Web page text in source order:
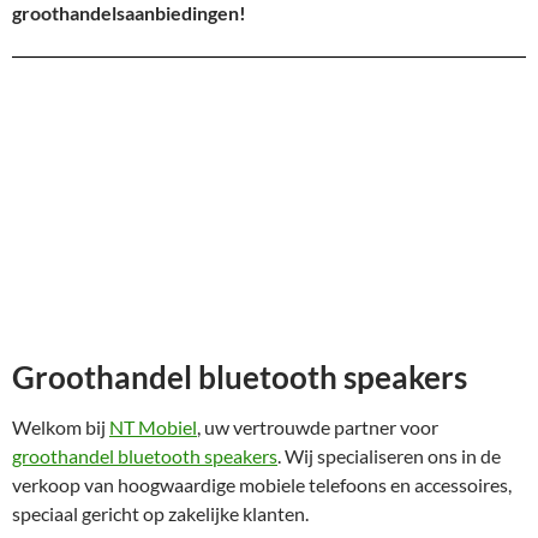
groothandelsaanbiedingen!
Groothandel bluetooth speakers
Welkom bij NT Mobiel, uw vertrouwde partner voor
groothandel bluetooth speakers. Wij specialiseren ons in de
verkoop van hoogwaardige mobiele telefoons en accessoires,
speciaal gericht op zakelijke klanten.